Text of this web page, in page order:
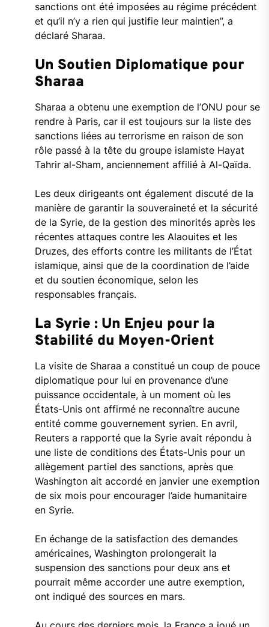
sanctions ont été imposées au régime précédent
et qu’il n’y a rien qui justifie leur maintien”, a
déclaré Sharaa.
Un Soutien Diplomatique pour
Sharaa
Sharaa a obtenu une exemption de l’ONU pour se
rendre à Paris, car il est toujours sur la liste des
sanctions liées au terrorisme en raison de son
rôle passé à la tête du groupe islamiste Hayat
Tahrir al-Sham, anciennement affilié à Al-Qaïda.
Les deux dirigeants ont également discuté de la
manière de garantir la souveraineté et la sécurité
de la Syrie, de la gestion des minorités après les
récentes attaques contre les Alaouites et les
Druzes, des efforts contre les militants de l’État
islamique, ainsi que de la coordination de l’aide
et du soutien économique, selon les
responsables français.
La Syrie : Un Enjeu pour la
Stabilité du Moyen-Orient
La visite de Sharaa a constitué un coup de pouce
diplomatique pour lui en provenance d’une
puissance occidentale, à un moment où les
États-Unis ont affirmé ne reconnaître aucune
entité comme gouvernement syrien. En avril,
Reuters a rapporté que la Syrie avait répondu à
une liste de conditions des États-Unis pour un
allègement partiel des sanctions, après que
Washington ait accordé en janvier une exemption
de six mois pour encourager l’aide humanitaire
en Syrie.
En échange de la satisfaction des demandes
américaines, Washington prolongerait la
suspension des sanctions pour deux ans et
pourrait même accorder une autre exemption,
ont indiqué des sources en mars.